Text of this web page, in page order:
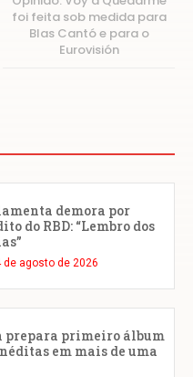
foi feita sob medida para
Blas Cantó e para o
Eurovisión
demora por
do RBD: “Lembro dos
de agosto de 2026
primeiro álbum
em mais de uma